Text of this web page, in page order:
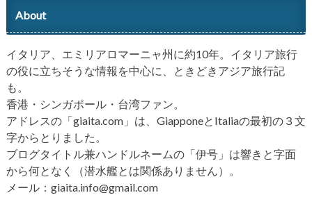
About
イタリア、エミリアロマーニャ州に約10年。イタリア旅行
の役に立ちそうな情報を中心に、ときどきアジア旅行記
も。
香港・シンガポール・台湾ファン。
アドレスの「giaita.com」は、GiapponeとItaliaの最初の３文
字からとりました。
ブログタイトル兼ハンドルネームの「伊号」は響きと字面
から何となく（潜水艦とは関係ありません）。
メール：giaita.info@gmail.com